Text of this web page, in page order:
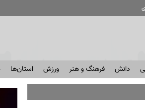
دانش فرهنگ و هنر ورزش استان‌ها